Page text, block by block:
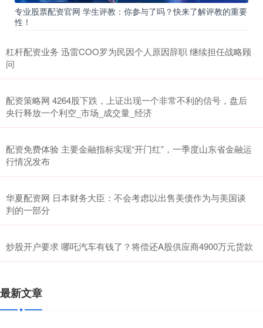
专业股票配资官网 学生评教：你参与了吗？快来了解评教的重要
性！
杠杆配资业务 迅雷COO罗为民因个人原因辞职 继续担任战略顾
问
配资策略网 4264股下跌，上证出现一个非常不利的信号，盘后
央行释放一个利空_市场_成交量_经济
配资免费体验 主要金融指标实现“开门红”，一季度山东省金融运
行情况发布
华夏配资网 日本财务大臣：不会考虑以出售美债作为与美国谈
判的一部分
炒股开户要求 哪吒汽车有钱了？将偿还A股供应商4900万元货款
最新文章